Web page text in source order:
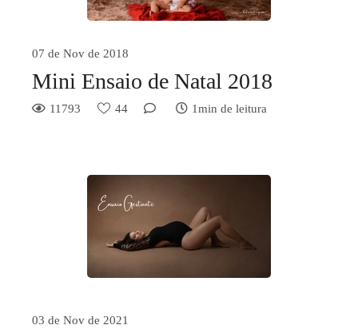
07 de Nov de 2018
Mini Ensaio de Natal 2018
11793 44 1min de leitura
03 de Nov de 2021